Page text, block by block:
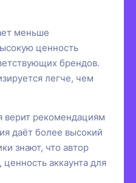
меньше
ценность
брендов.
легче, чем
верит рекомендациям
даёт более высокий
знают, что автор
аккаунта для